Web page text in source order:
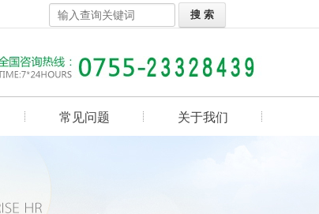
常见问题 关于我们